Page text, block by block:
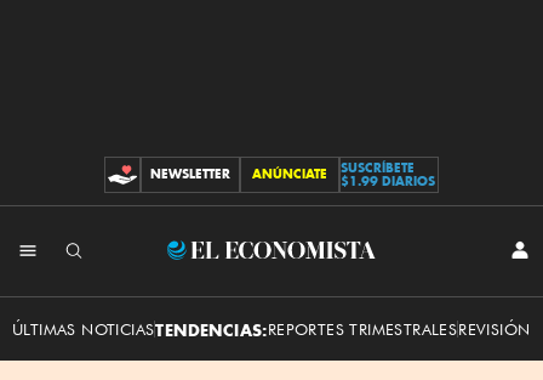
CONTRIBUCIONES
NEWSLETTER ANÚNCIATE
SUSCRÍBETE
$1.99 DIARIOS
El
ÚLTIMAS NOTICIASTENDENCIAS:REPORTES TRIMESTRALESREVISIÓN